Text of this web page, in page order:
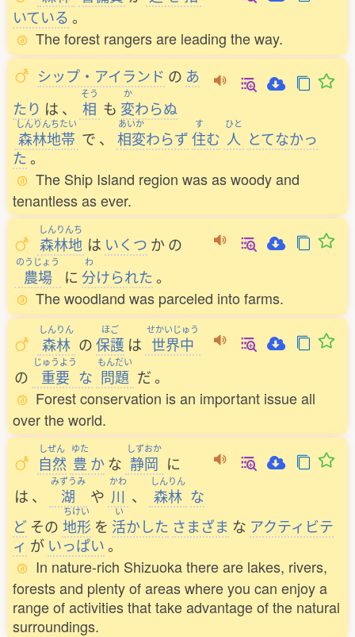
いている 。
The forest rangers are leading the way.
シップ・アイランド の あ
たり は 、
そう
相 も
か
変わらぬ
しんりんちたい
森林地帯 で 、
あいか
相変わらず
す
住む
ひと
人 とてなかっ
た。
The Ship Island region was as woody and
tenantless as ever.
しんりんち
森林地 は いくつ か の
のうじょう
農場 に
わ
分けられた 。
The woodland was parceled into farms.
しんりん
森林 の
ほご
保護 は
せかいじゅう
世界中
の
じゅうよう
重要 な
もんだい
問題 だ。
Forest conservation is an important issue all
over the world.
しぜん
自然
ゆた
豊 か な
しずおか
静岡 に
は 、
みずうみ
湖 や
かわ
川 、
しんりん
森林 な
ど その
ちけい
地形 を
い
活かした さまざま な アクティビテ
ィが いっぱい。
In nature-rich Shizuoka there are lakes, rivers,
forests and plenty of areas where you can enjoy a
range of activities that take advantage of the natural
surroundings.